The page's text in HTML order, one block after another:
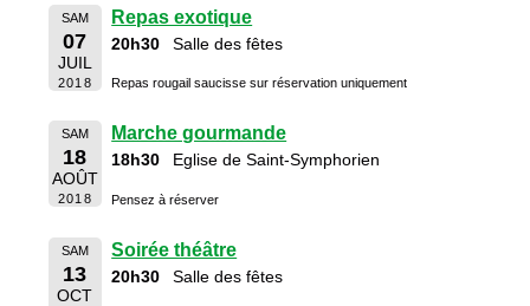
SAM
07
JUIL
2018
Repas exotique
20h30 Salle des fêtes
Repas rougail saucisse sur réservation uniquement
SAM
18
AOÛT
2018
Marche gourmande
18h30 Eglise de Saint-Symphorien
Pensez à réserver
SAM
13
OCT
Soirée théâtre
20h30 Salle des fêtes